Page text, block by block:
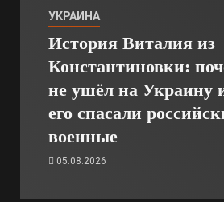
УКРАИНА
История Виталия из
Константиновки:
не ушёл на Украину
его спасали
военные
05.08.2026